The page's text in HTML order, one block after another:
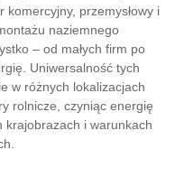
przemysłowy i
naziemnego
– od małych firm po
Uniwersalność tych
w różnych lokalizacjach
rolnicze, czyniąc energię
krajobrazach i warunkach